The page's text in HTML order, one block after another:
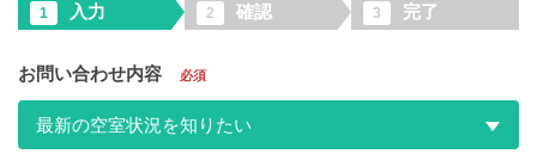
1 入力 2 確認 3 完了
お問い合わせ内容 必須
最新の空室状況を知りたい